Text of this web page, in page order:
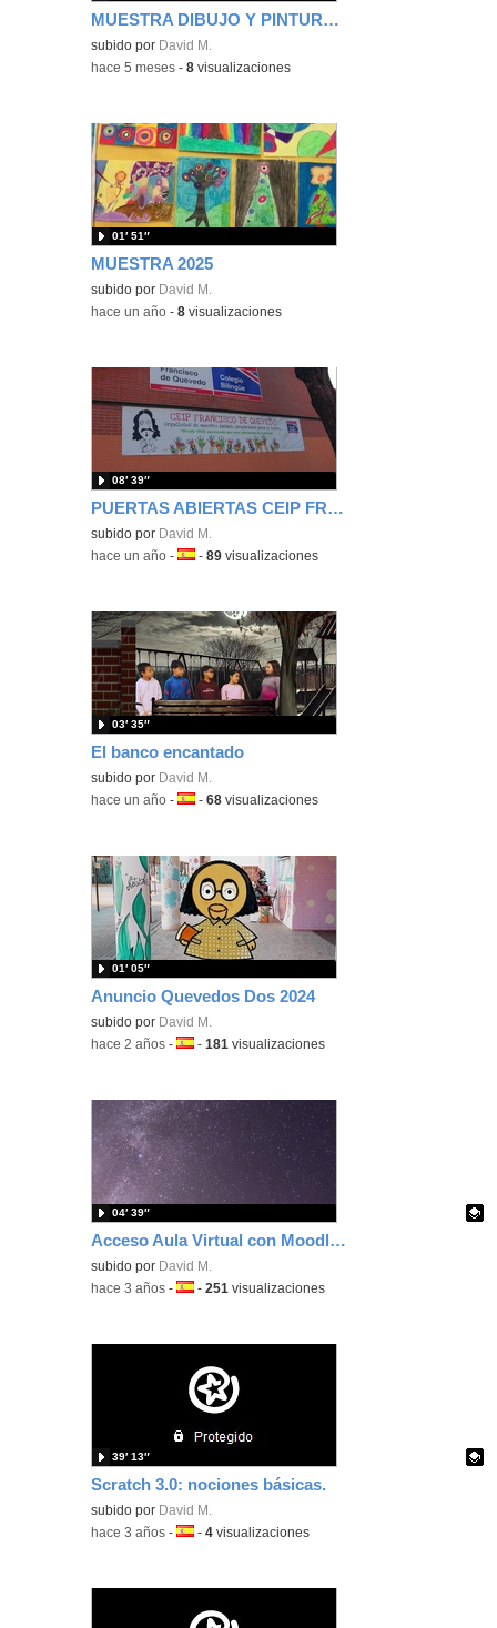
MUESTRA DIBUJO Y PINTURA 2025-26 CEIP FRANCISCO DE QUEVEDO
subido por David M.
-hace 5 meses -8 visualizaciones
MUESTRA 2025
subido por David M.
01′ 51″
-hace un año -8 visualizaciones
PUERTAS ABIERTAS CEIP FRANCISCO DE QUEVEDO 24-25
subido por David M.
08′ 39″
-hace un año -Idioma:
-89 visualizaciones
El banco encantado
subido por David M.
03′ 35″
-hace un año -Idioma:
-68 visualizaciones
Anuncio Quevedos Dos 2024
subido por David M.
01′ 05″
-hace 2 años -Idioma:
-181 visualizaciones
Acceso Aula Virtual con Moodle y navegador
Contenido educativo.
subido por David M.
04′ 39″
-hace 3 años -Idioma:
-251 visualizaciones
Scratch 3.0: nociones básicas.
Contenido educativo.
subido por David M.
39′ 13″
-hace 3 años -Idioma:
-4 visualizaciones